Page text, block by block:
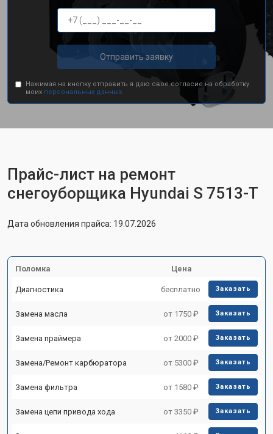
Отправить заявку
Нажимая на кнопку отправить я даю свое согласие на обработку
моих персональных данных.
Прайс-лист на ремонт
снегоуборщика Hyundai S 7513-T
Дата обновления прайса: 19.07.2026
Поломка Цена
Диагностика бесплатно Заказать
Замена масла от 1750 ₽ Заказать
Замена праймера от 2000 ₽ Заказать
Замена/Pемонт карбюратора от 5300 ₽ Заказать
Замена фильтра от 1580 ₽ Заказать
Замена цепи привода хода от 3350 ₽ Заказать